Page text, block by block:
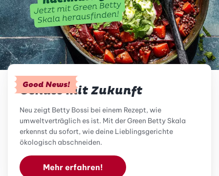
Good News!
Genuss mit Zukunft
Neu zeigt Betty Bossi bei einem Rezept, wie
umweltverträglich es ist. Mit der Green Betty Skala
erkennst du sofort, wie deine Lieblingsgerichte
ökologisch abschneiden.
Mehr erfahren!